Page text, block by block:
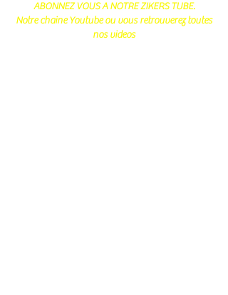
ABONNEZ VOUS A NOTRE ZIKERS TUBE.
Notre chaine Youtube ou vous retrouverez toutes
nos videos